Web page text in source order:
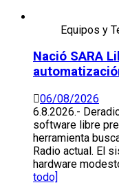
Equipos y
Nació SARA
06/08/2026
6.8.2026.-
software libre
herramienta
Radio actual. El
hardware
todo]